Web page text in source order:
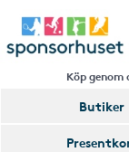
Köp
Butiker